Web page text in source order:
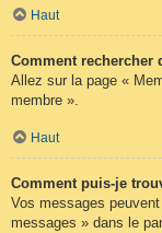
Haut
Comment rechercher
Allez sur la page «
membre ».
Haut
Comment puis-je
Vos messages
messages » dans le